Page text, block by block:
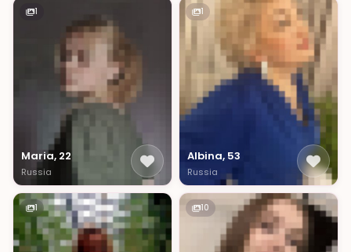
1
Maria, 22
Russia
1
Albina, 53
Russia
1 10